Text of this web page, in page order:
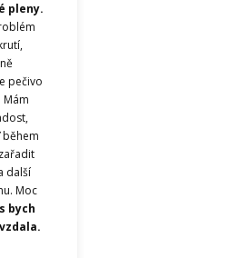
pleny.
pečivo
Mám
během
další
Moc
bych